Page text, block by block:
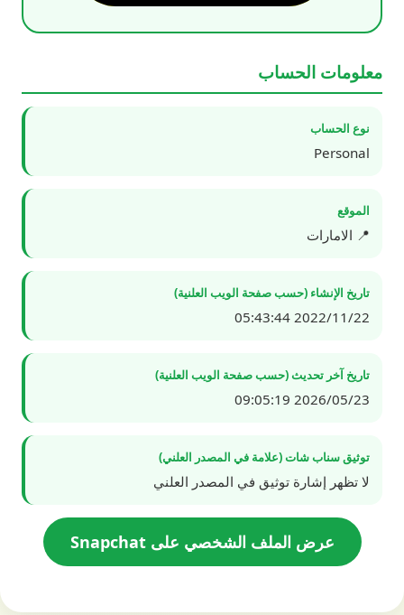
معلومات الحساب
نوع الحساب
Personal
الموقع
📍 الامارات
تاريخ الإنشاء (حسب صفحة الويب العلنية)
2022/11/22 05:43:44
تاريخ آخر تحديث (حسب صفحة الويب العلنية)
2026/05/23 09:05:19
توثيق سناب شات (علامة في المصدر العلني)
لا تظهر إشارة توثيق في المصدر العلني
عرض الملف الشخصي على Snapchat